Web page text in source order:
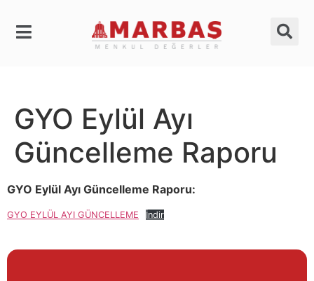
GYO Eylül Ayı
Güncelleme Raporu
GYO Eylül Ayı Güncelleme Raporu:
GYO EYLÜL AYI GÜNCELLEME İndir